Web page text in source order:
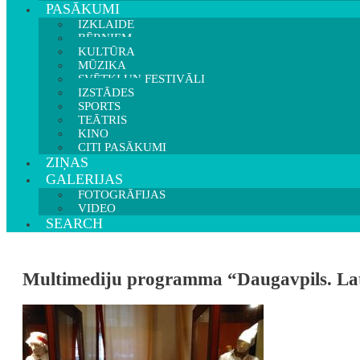
PASĀKUMI
IZKLAIDE
BĒRNIEM
KULTŪRA
MŪZIKA
SVĒTKI UN FESTIVĀLI
IZSTĀDES
SPORTS
TEĀTRIS
KINO
CITI PASĀKUMI
ZIŅAS
GALERIJAS
FOTOGRĀFIJAS
VIDEO
SEARCH
Multimediju programma “Daugavpils.